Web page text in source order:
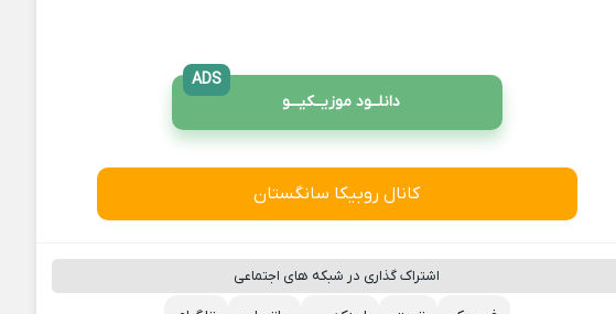
دانلــود موزیــکیـــو
ADS
کانال روبیکا سانگستان
اشتراک گذاری در شبکه های اجتماعی